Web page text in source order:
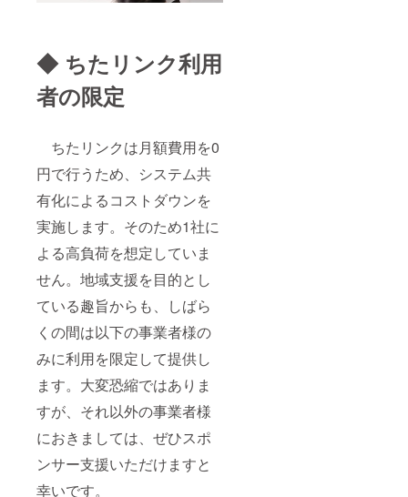
◆ ちたリンク利用
者の限定
ちたリンクは月額費用を0
円で行うため、システム共
有化によるコストダウンを
実施します。そのため1社に
よる高負荷を想定していま
せん。地域支援を目的とし
ている趣旨からも、しばら
くの間は以下の事業者様の
みに利用を限定して提供し
ます。大変恐縮ではありま
すが、それ以外の事業者様
におきましては、ぜひスポ
ンサー支援いただけますと
幸いです。